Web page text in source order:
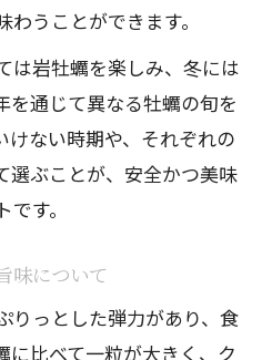
うことができます。
は岩牡蠣を楽しみ、冬には
を通じて異なる牡蠣の旬を
けない時期や、それぞれの
選ぶことが、安全かつ美味
す。
味について
りっとした弾力があり、食
に比べて一粒が大きく、ク